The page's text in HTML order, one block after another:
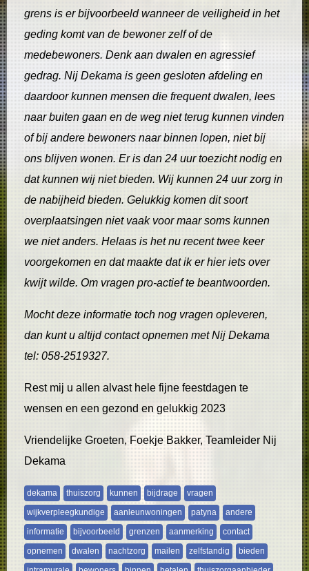
grens is er bijvoorbeeld wanneer de veiligheid in het
geding komt van de bewoner zelf of de
medebewoners. Denk aan dwalen en agressief
gedrag. Nij Dekama is geen gesloten afdeling en
daardoor kunnen mensen die frequent dwalen, lees
naar buiten gaan en de weg niet terug kunnen vinden
of bij andere bewoners naar binnen lopen, niet bij
ons blijven wonen. Er is dan 24 uur toezicht nodig en
dat kunnen wij niet bieden. Wij kunnen 24 uur zorg in
de nabijheid bieden. Gelukkig komen dit soort
overplaatsingen niet vaak voor maar soms kunnen
we niet anders. Helaas is het nu recent twee keer
voorgekomen en dat maakte dat ik er hier iets over
kwijt wilde. Om vragen pro-actief te beantwoorden.
Mocht deze informatie toch nog vragen opleveren,
dan kunt u altijd contact opnemen met Nij Dekama
tel: 058-2519327.
Rest mij u allen alvast hele fijne feestdagen te
wensen en een gezond en gelukkig 2023
Vriendelijke Groeten, Foekje Bakker, Teamleider Nij
Dekama
dekama thuiszorg kunnen bijdrage
vragen
wijkverpleegkundige
aanleunwoningen patyna
andere
informatie
bijvoorbeeld grenzen aanmerking
contact
opnemen
dwalen nachtzorg mailen zelfstandig
bieden